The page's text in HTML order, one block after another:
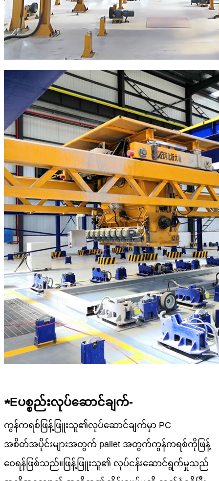
★Eပစ္စည်းလုပ်ဆောင်ချက်-
ကွန်ကရစ်ဖြန့်ဖြူးသူ၏လုပ်ဆောင်ချက်မှာ PC
အစိတ်အပိုင်းများအတွက် pallet အတွက်ကွန်ကရစ်ကိုဖြန့်
ဝေရန်ဖြစ်သည်။ဖြန့်ဖြူးသူ၏ လုပ်ငန်းဆောင်ရွက်မှုသည်